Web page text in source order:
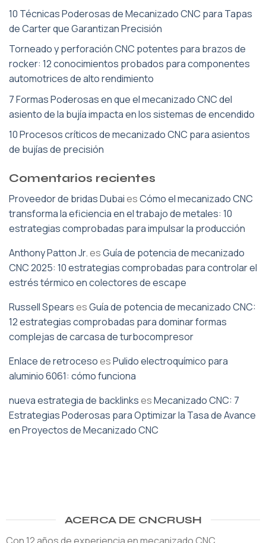
10 Técnicas Poderosas de Mecanizado CNC para Tapas
de Carter que Garantizan Precisión
Torneado y perforación CNC potentes para brazos de
rocker: 12 conocimientos probados para componentes
automotrices de alto rendimiento
7 Formas Poderosas en que el mecanizado CNC del
asiento de la bujía impacta en los sistemas de encendido
10 Procesos críticos de mecanizado CNC para asientos
de bujías de precisión
Comentarios recientes
Proveedor de bridas DubaiesCómo el mecanizado CNC
transforma la eficiencia en el trabajo de metales: 10
estrategias comprobadas para impulsar la producción
Anthony Patton Jr.esGuía de potencia de mecanizado
CNC 2025: 10 estrategias comprobadas para controlar el
estrés térmico en colectores de escape
Russell SpearsesGuía de potencia de mecanizado CNC:
12 estrategias comprobadas para dominar formas
complejas de carcasa de turbocompresor
Enlace de retrocesoesPulido electroquímico para
aluminio 6061: cómo funciona
nueva estrategia de backlinksesMecanizado CNC: 7
Estrategias Poderosas para Optimizar la Tasa de Avance
en Proyectos de Mecanizado CNC
ACERCA DE CNCRUSH